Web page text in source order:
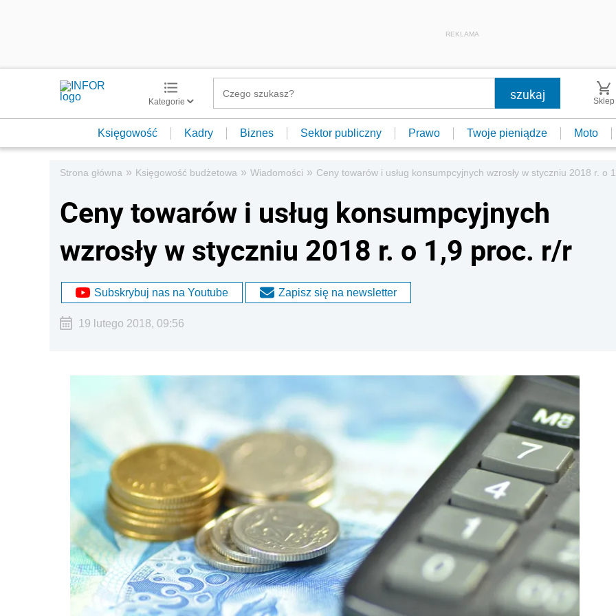
REKLAMA
Kategorie Sklep
Księgowość Kadry Biznes Sektor publiczny Prawo Twoje pieniądze Moto
Strona główna » Księgowość budżetowa » Wiadomości » Ceny towarów i usług konsumpcyjnych wzrosły w styczniu 2018 r. o
Ceny towarów i usług konsumpcyjnych
wzrosły w styczniu 2018 r. o 1,9 proc. r/r
Subskrybuj nas na Youtube Zapisz się na newsletter
19 lutego 2018, 09:56